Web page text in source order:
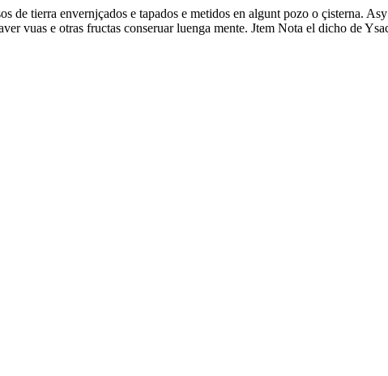
de tierra envernjçados e tapados e metidos en algunt pozo o çisterna.
vuas e otras fructas conseruar luenga mente. Jtem Nota el dicho de